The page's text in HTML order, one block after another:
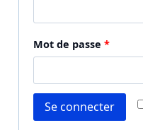
Mot de passe*O
l
i
Se connecter